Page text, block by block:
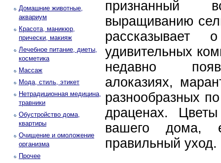
Домашние животные,
аквариум
Красота, маникюр,
прически, макияж
Лечебное питание, диеты,
косметика
Массаж
Мода, стиль, этикет
Нетрадиционная медицина,
травники
Обустройство дома,
квартиры
Очищение и омоложение
организма
Прочее
признанный
выращиванию
удивительных
недавно
алоказиях,
разнообразных
драценах.
вашего дома,
правильный уход.